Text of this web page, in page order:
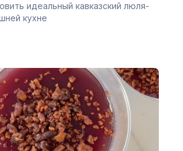
идеальный кавказский люля-
кухне